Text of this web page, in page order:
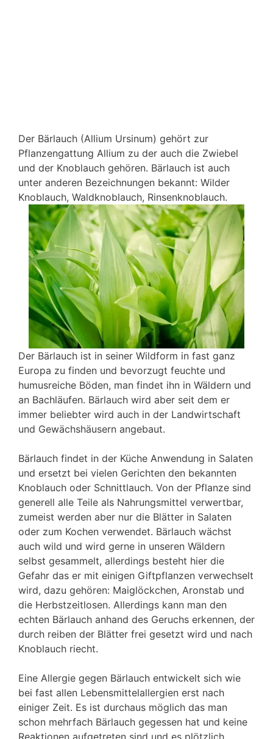
Der Bärlauch (Allium Ursinum) gehört zur
Pflanzengattung Allium zu der auch die Zwiebel
und der Knoblauch gehören. Bärlauch ist auch
unter anderen Bezeichnungen bekannt: Wilder
Knoblauch, Waldknoblauch, Rinsenknoblauch.
Der Bärlauch ist in seiner Wildform in fast ganz
Europa zu finden und bevorzugt feuchte und
humusreiche Böden, man findet ihn in Wäldern und
an Bachläufen. Bärlauch wird aber seit dem er
immer beliebter wird auch in der Landwirtschaft
und Gewächshäusern angebaut.
Bärlauch findet in der Küche Anwendung in Salaten
und ersetzt bei vielen Gerichten den bekannten
Knoblauch oder Schnittlauch. Von der Pflanze sind
generell alle Teile als Nahrungsmittel verwertbar,
zumeist werden aber nur die Blätter in Salaten
oder zum Kochen verwendet. Bärlauch wächst
auch wild und wird gerne in unseren Wäldern
selbst gesammelt, allerdings besteht hier die
Gefahr das er mit einigen Giftpflanzen verwechselt
wird, dazu gehören: Maiglöckchen, Aronstab und
die Herbstzeitlosen. Allerdings kann man den
echten Bärlauch anhand des Geruchs erkennen, der
durch reiben der Blätter frei gesetzt wird und nach
Knoblauch riecht.
Eine Allergie gegen Bärlauch entwickelt sich wie
bei fast allen Lebensmittelallergien erst nach
einiger Zeit. Es ist durchaus möglich das man
schon mehrfach Bärlauch gegessen hat und keine